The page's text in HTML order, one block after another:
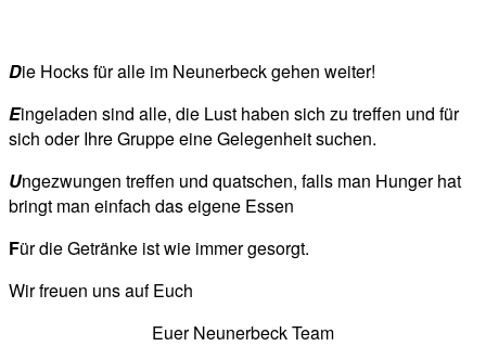
Die Hocks für alle im Neunerbeck gehen weiter!
Eingeladen sind alle, die Lust haben sich zu treffen und für
sich oder Ihre Gruppe eine Gelegenheit suchen.
Ungezwungen treffen und quatschen, falls man Hunger hat
bringt man einfach das eigene Essen
Für die Getränke ist wie immer gesorgt.
Wir freuen uns auf Euch
Euer Neunerbeck Team